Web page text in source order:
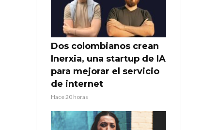
Dos colombianos crean
Inerxia, una startup de IA
para mejorar el servicio
de internet
Hace 20 horas